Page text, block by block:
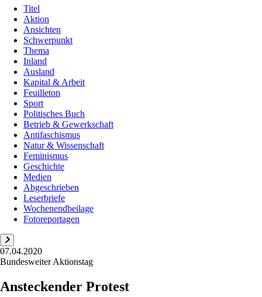
Titel
Aktion
Ansichten
Schwerpunkt
Thema
Inland
Ausland
Kapital & Arbeit
Feuilleton
Sport
Politisches Buch
Betrieb & Gewerkschaft
Antifaschismus
Natur & Wissenschaft
Feminismus
Geschichte
Medien
Abgeschrieben
Leserbriefe
Wochenendbeilage
Fotoreportagen
07.04.2020
Bundesweiter Aktionstag
Ansteckender Protest